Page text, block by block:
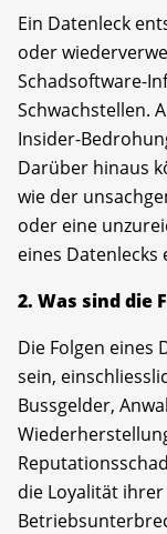
Ein Datenleck
oder
Schadsoftware-
Schwachstellen.
Insider-
Darüber hinaus
wie der
oder eine
eines Datenlecks
2. Was sind die
Die Folgen eines
sein,
Bussgelder,
die Loyalität